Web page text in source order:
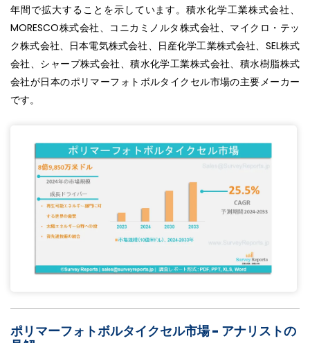
年間で拡大することを示しています。積水化学工業株式会社、
MORESCO株式会社、コニカミノルタ株式会社、マイクロ・テッ
ク株式会社、日本電気株式会社、日産化学工業株式会社、SEL株式
会社、シャープ株式会社、積水化学工業株式会社、積水樹脂株式
会社が日本のポリマーフォトボルタイクセル市場の主要メーカー
です。
ポリマーフォトボルタイクセル市場 - アナリストの